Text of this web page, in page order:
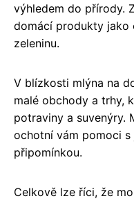
výhledem do přírody.
domácí produkty jako
zeleninu.
V blízkosti mlýna na
malé obchody a trhy,
potraviny a suvenýry.
ochotní vám pomoci
připomínkou.
Celkově lze říci, že